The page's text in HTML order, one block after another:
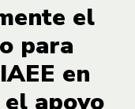
el
para
en
apoyo